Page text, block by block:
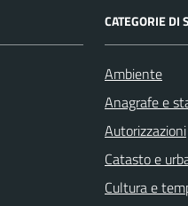
CATEGORIE DI
Ambiente
Anagrafe e
Autorizzazioni
Catasto e
Cultura e